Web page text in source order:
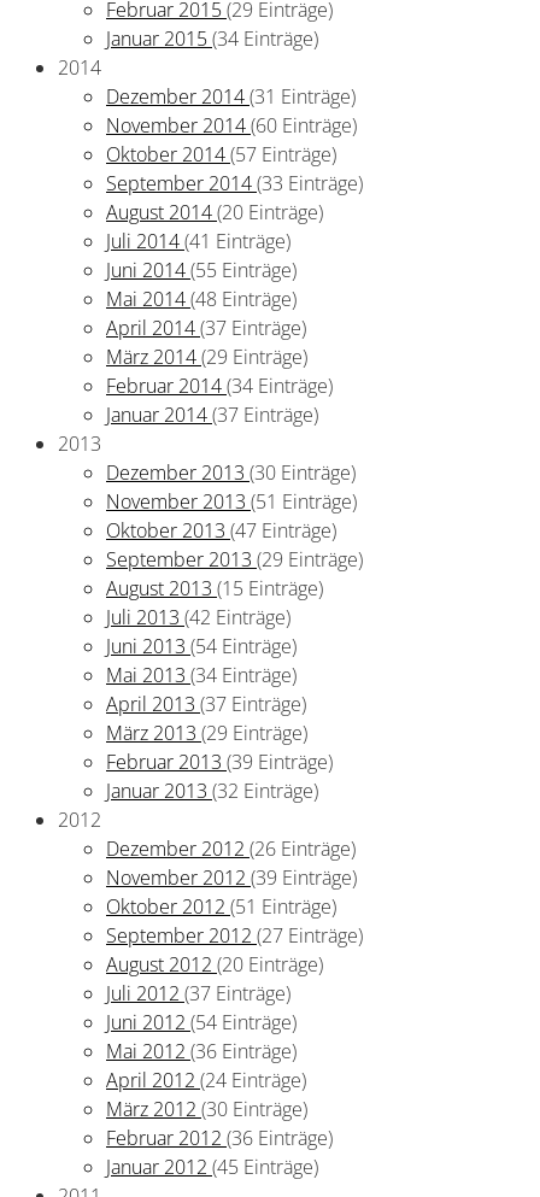
Februar 2015(29 Einträge)
Januar 2015(34 Einträge)
2014
Dezember 2014(31 Einträge)
November 2014(60 Einträge)
Oktober 2014(57 Einträge)
September 2014(33 Einträge)
August 2014(20 Einträge)
Juli 2014(41 Einträge)
Juni 2014(55 Einträge)
Mai 2014(48 Einträge)
April 2014(37 Einträge)
März 2014(29 Einträge)
Februar 2014(34 Einträge)
Januar 2014(37 Einträge)
2013
Dezember 2013 (30 Einträge)
November 2013 (51 Einträge)
Oktober 2013 (47 Einträge)
September 2013 (29 Einträge)
August 2013 (15 Einträge)
Juli 2013 (42 Einträge)
Juni 2013 (54 Einträge)
Mai 2013 (34 Einträge)
April 2013 (37 Einträge)
März 2013 (29 Einträge)
Februar 2013 (39 Einträge)
Januar 2013 (32 Einträge)
2012
Dezember 2012 (26 Einträge)
November 2012 (39 Einträge)
Oktober 2012 (51 Einträge)
September 2012 (27 Einträge)
August 2012 (20 Einträge)
Juli 2012 (37 Einträge)
Juni 2012 (54 Einträge)
Mai 2012 (36 Einträge)
April 2012 (24 Einträge)
März 2012 (30 Einträge)
Februar 2012 (36 Einträge)
Januar 2012 (45 Einträge)